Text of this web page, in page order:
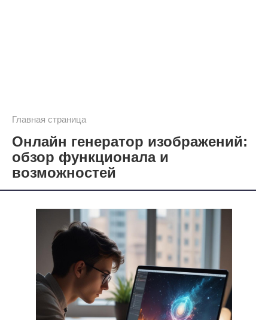
Главная страница
Онлайн генератор изображений:
обзор функционала и
возможностей